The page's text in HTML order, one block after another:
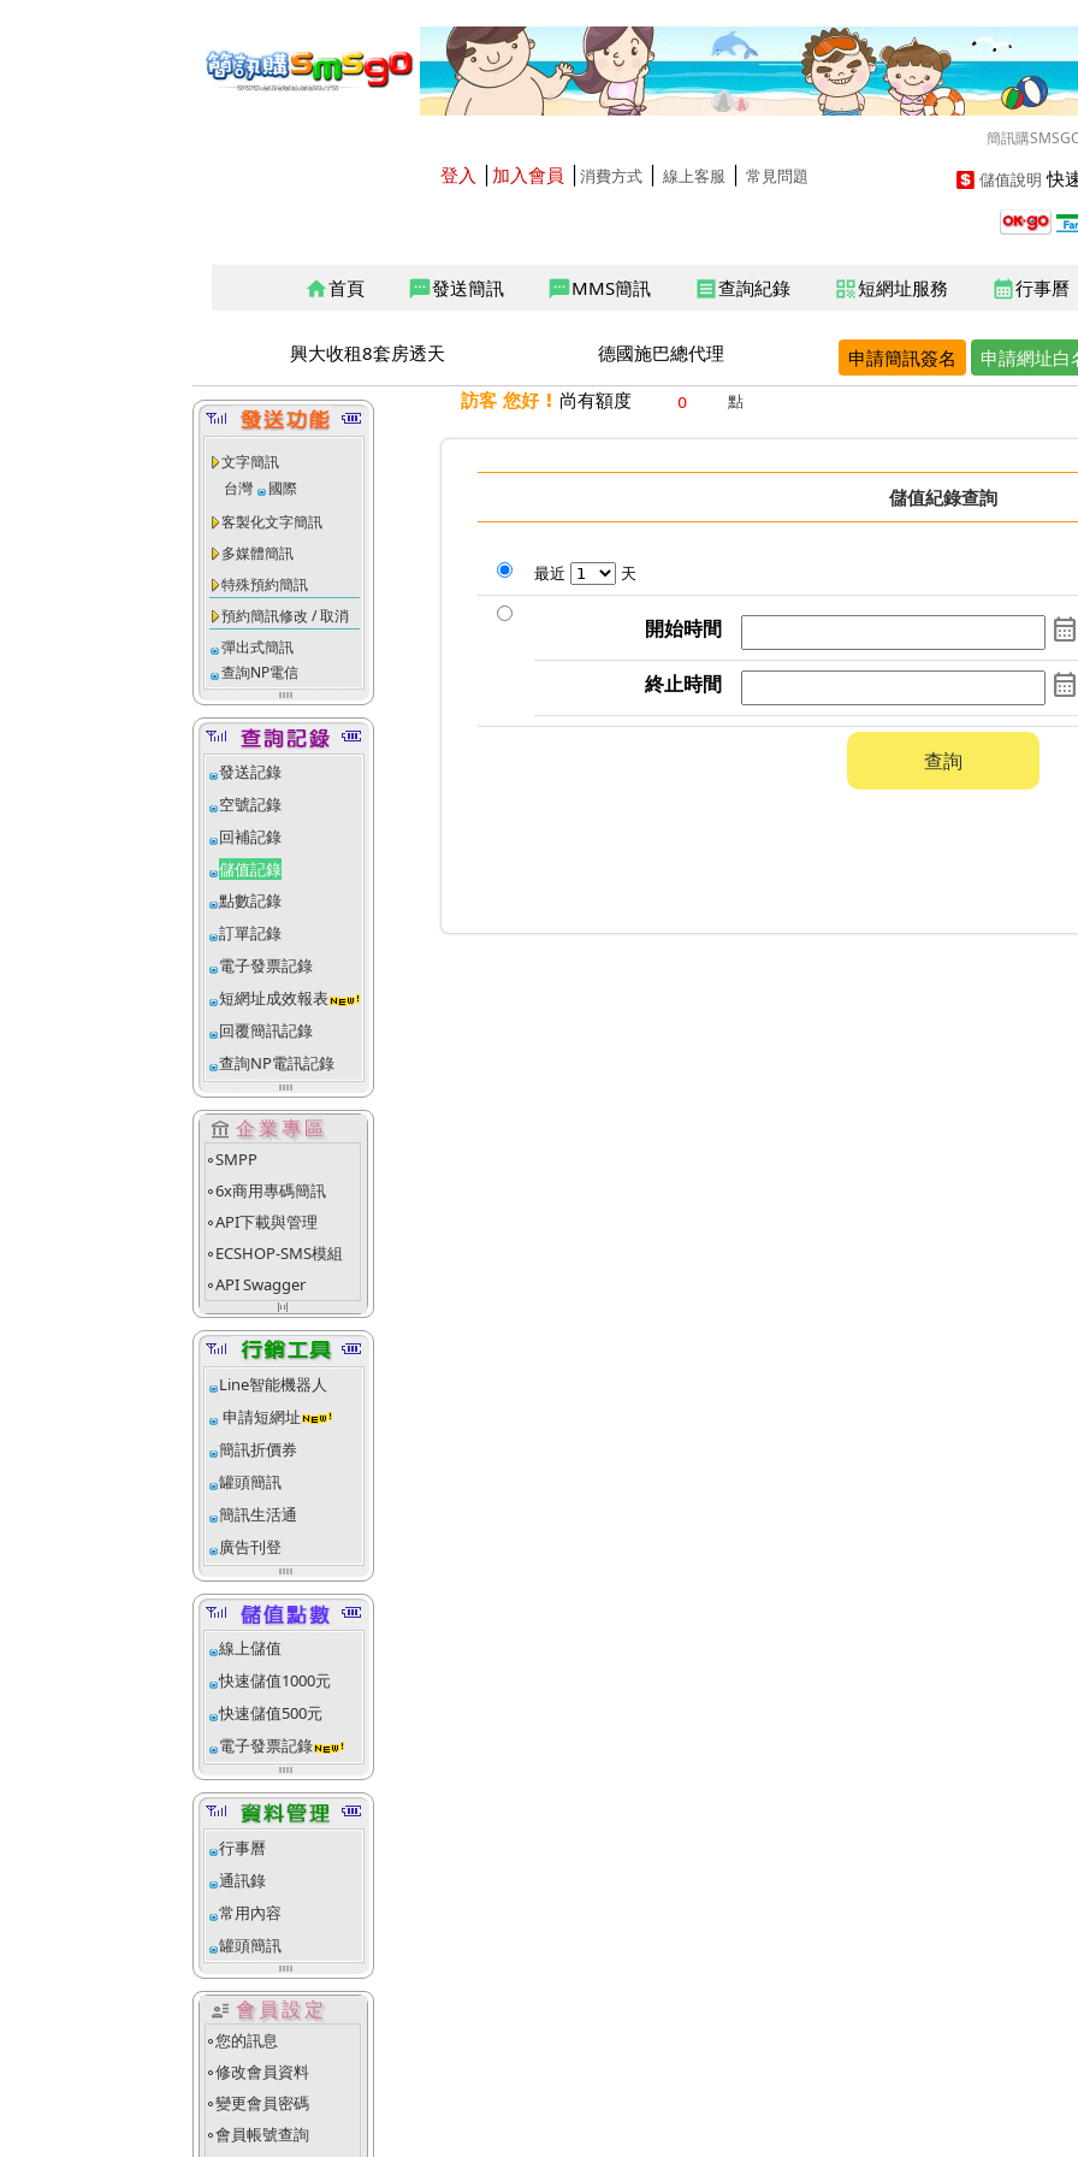
簡訊購
登入 加入會員 消費方式 線上客服 常見問題 儲值說明 快
home首頁 sms發送簡訊 smsMMS簡訊 receipt 查詢紀錄 qr_code短網址服務 calendar_month行事曆
興大收租8套房透天 德國施巴總代理 申請簡訊簽名 申請網址白
文字簡訊
台灣
國際
客製化文字簡訊
多媒體簡訊
特殊預約簡訊
預約簡訊修改 / 取消
彈出式簡訊
查詢NP電信
發送記錄
空號記錄
回補記錄
儲值記錄
點數記錄
訂單記錄
電子發票記錄
短網址成效報表
回覆簡訊記錄
查詢NP電訊記錄
account_balance 企業專區
fiber_manual_record SMPP
fiber_manual_record 6x商用專碼簡訊
fiber_manual_record API下載與管理
fiber_manual_record ECSHOP-SMS模組
fiber_manual_record API Swagger
align_justify_space_even
Line智能機器人
申請短網址
簡訊折價券
罐頭簡訊
簡訊生活通
廣告刊登
線上儲值
快速儲值1000元
快速儲值500元
電子發票記錄
行事曆
通訊錄
常用內容
罐頭簡訊
user_attributes 會員設定
fiber_manual_record 您的訊息
fiber_manual_record 修改會員資料
fiber_manual_record 變更會員密碼
fiber_manual_record 會員帳號查詢
訪客 您好 ! 尚有額度 點
儲值紀錄查詢
最近 天
開始時間 calendar_month
終止時間 calendar_month
查詢